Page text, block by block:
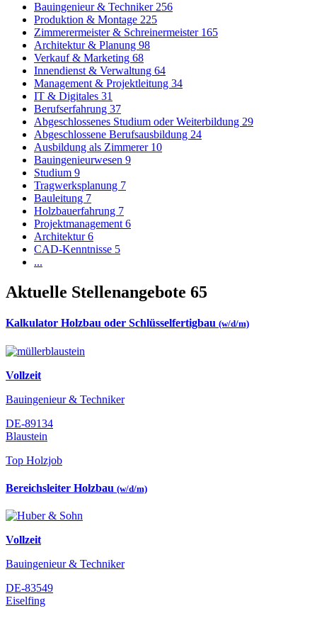
Bauingenieur & Techniker 256
Produktion & Montage 225
Zimmerermeister & Schreinermeister 165
Architektur & Planung 98
Verkauf & Marketing 68
Innendienst & Verwaltung 64
Management & Projektleitung 34
IT & Digitales 31
Berufserfahrung 37
Abgeschlossenes Studium oder Weiterbildung 29
Abgeschlossene Berufsausbildung 24
Ausbildung als Zimmerer 10
Bauingenieurwesen 9
Studium 9
Tragwerksplanung 7
Bauleitung 7
Holzbauerfahrung 7
Projektmanagement 6
Architektur6
CAD-Kenntnisse 5
...
Aktuelle Stellenangebote 65
Kalkulator Holzbau oder Schlüsselfertigbau (w/d/m)
Vollzeit
Bauingenieur & Techniker
DE-89134
Blaustein
Top Holzjob
Bereichsleiter Holzbau (w/d/m)
Vollzeit
Bauingenieur & Techniker
DE-83549
Eiselfing